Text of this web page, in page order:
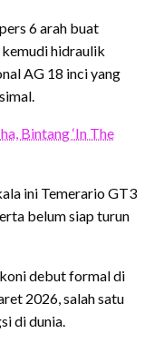
6 arah buat
hidraulik
AG 18 inci yang
Bintang ‘In The
ini Temerario GT3
belum siap turun
debut formal di
2026, salah satu
di dunia.